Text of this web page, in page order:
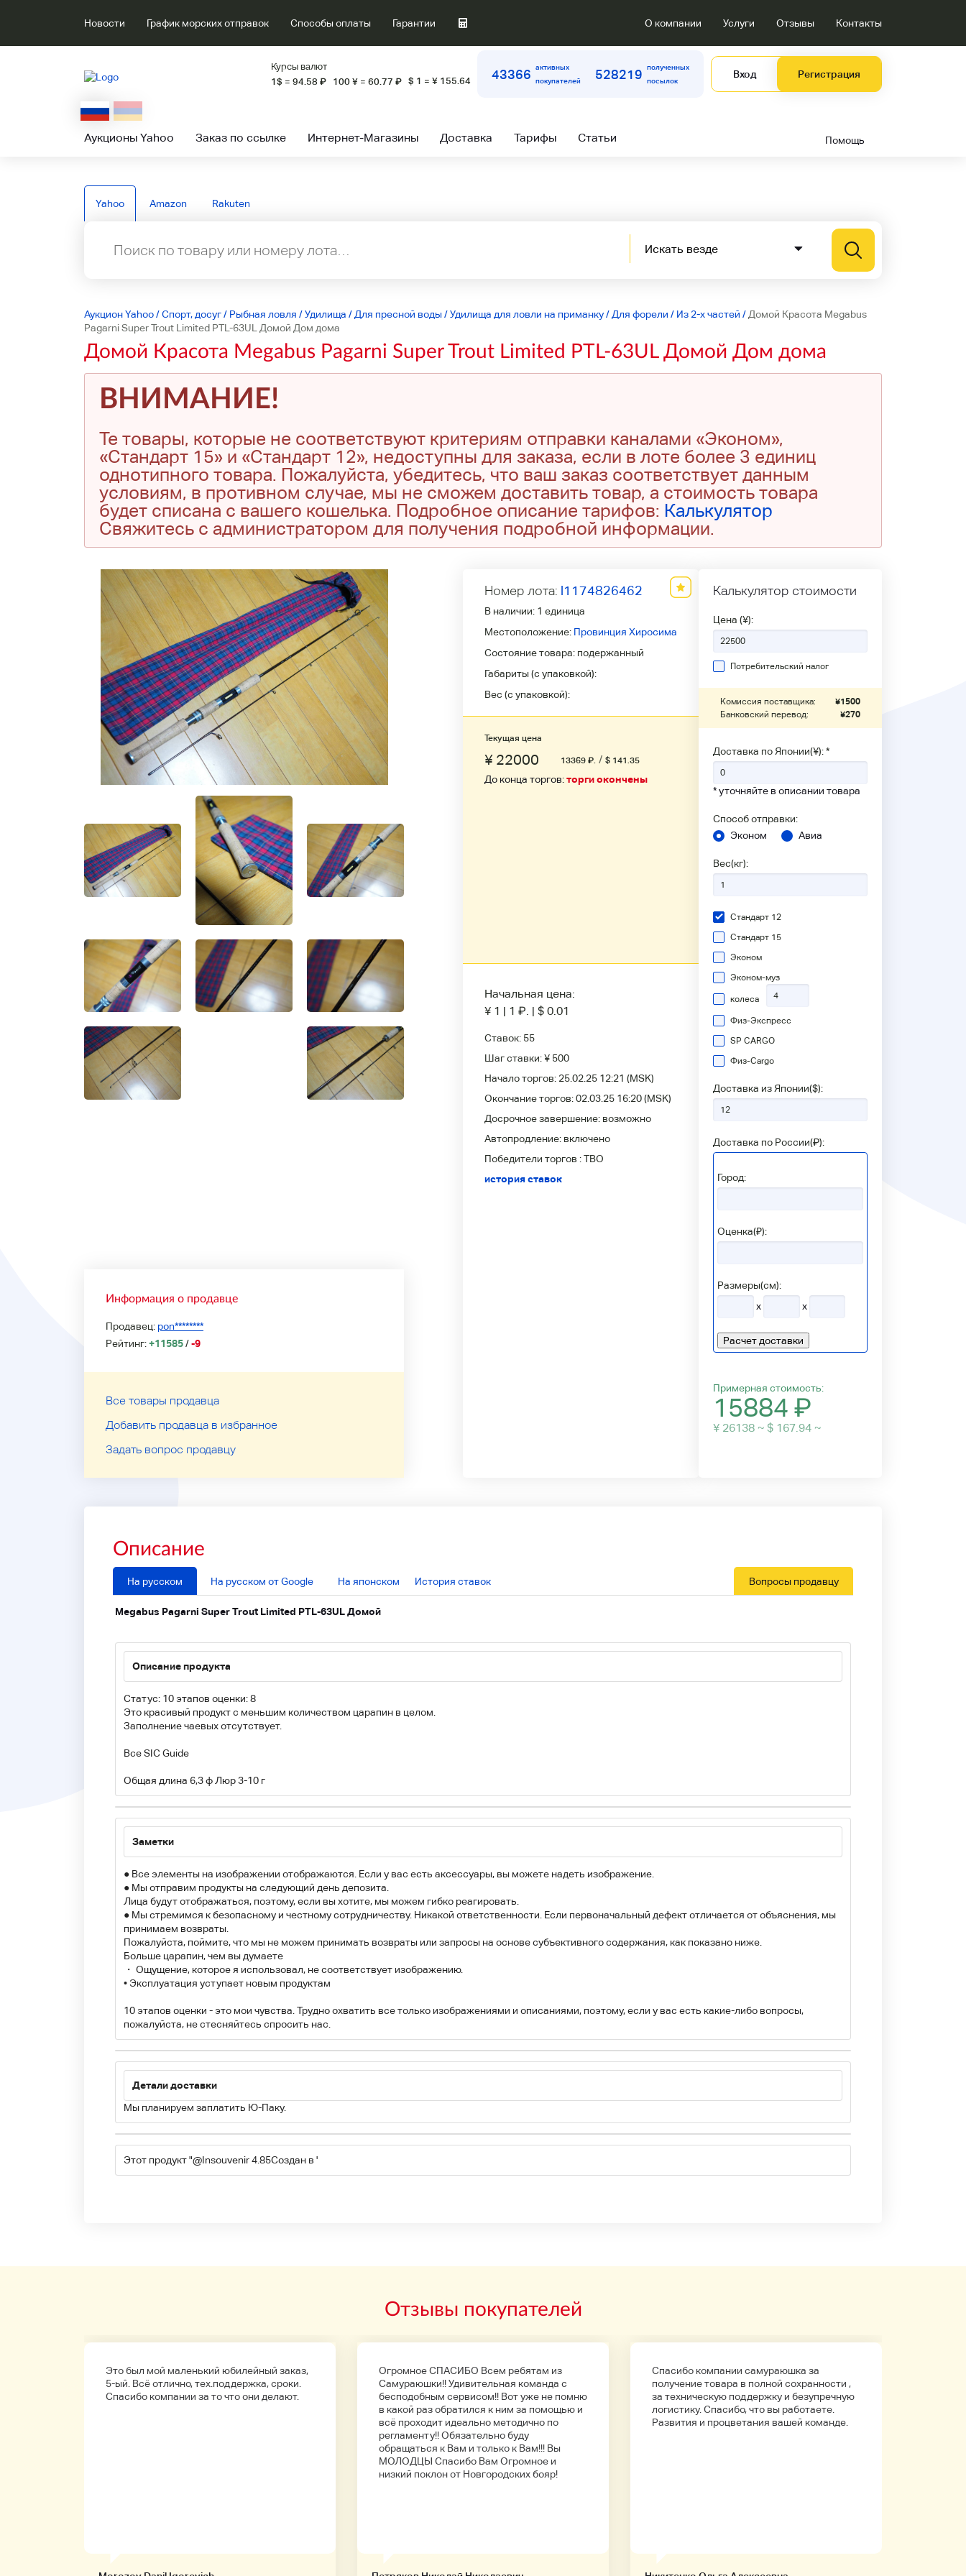
Новости График морских отправок Способы оплаты Гарантии О компании Услуги Отзывы Контакты
Курсы валют
1$ = 94.58 ₽ 100 ¥ = 60.77 ₽ $ 1 = ¥ 155.64 43366
активных
покупателей
528219
полученных
посылок
Вход Регистрация
Аукционы Yahoo Заказ по ссылке Интернет-Магазины Доставка Тарифы Статьи Помощь
Yahoo Amazon Rakuten
Аукцион Yahoo/Спорт, досуг/ Рыбная ловля /Удилища / Для пресной воды/Удилища для ловли на приманку/ Для форели / Из 2-х частей / Домой Красота Megabus
Pagarni Super Trout Limited PTL-63UL Домой Дом дома
Домой Красота Megabus Pagarni Super Trout Limited PTL-63UL Домой Дом дома
ВНИМАНИЕ!
Те товары, которые не соответствуют критериям отправки каналами «Эконом»,
«Стандарт 15» и «Стандарт 12», недоступны для заказа, если в лоте более 3 единиц
однотипного товара. Пожалуйста, убедитесь, что ваш заказ соответствует данным
условиям, в противном случае, мы не сможем доставить товар, а стоимость товара
будет списана с вашего кошелька. Подробное описание тарифов: Калькулятор
Свяжитесь с администратором для получения подробной информации.
Информация о продавце
Продавец: pon********
Рейтинг:+11585/-9
Все товары продавца
Добавить продавца в избранное
Задать вопрос продавцу
Номер лота: l1174826462
В наличии: 1 единица
Местоположение: Провинция Хиросима
Состояние товара: подержанный
Габариты (с упаковкой):
Вес (с упаковкой):
Текущая цена
¥ 22000 13369 ₽. / $ 141.35
До конца торгов:торги окончены
Начальная цена:
¥ 1 | 1 ₽. | $ 0.01
Ставок: 55
Шаг ставки:¥ 500
Начало торгов: 25.02.25 12:21 (MSK)
Окончание торгов:02.03.25 16:20(MSK)
Досрочное завершение: возможно
Автопродление: включено
Победители торгов :TBO
история ставок
Калькулятор стоимости
Цена (¥):
Потребительский налог
Комиссия поставщика: ¥1500
Банковский перевод:
¥270
Доставка по Японии(¥): *
* уточняйте в описании товара
Способ отправки:
Эконом
Авиа
Вес(кг):
Стандарт 12
Стандарт 15
Эконом
Эконом-муз
колеса
Физ-Экспресс
SP CARGO
Физ-Сargo
Доставка из Японии($):
Доставка по России(₽):
Город:
Оценка(₽):
Размеры(см):
x
x
Расчет доставки
Примерная стоимость:
15884 ₽
¥ 26138 ~ $ 167.94 ~
Описание
На русском На русском от Google На японском История ставок Вопросы продавцу
Megabus Pagarni Super Trout Limited PTL-63UL Домой
Описание продукта
Статус: 10 этапов оценки: 8
Это красивый продукт с меньшим количеством царапин в целом.
Заполнение чаевых отсутствует.
Все SIC Guide
Общая длина 6,3 ф Люр 3-10 г
Заметки
● Все элементы на изображении отображаются. Если у вас есть аксессуары, вы можете надеть изображение.
● Мы отправим продукты на следующий день депозита.
Лица будут отображаться, поэтому, если вы хотите, мы можем гибко реагировать.
● Мы стремимся к безопасному и честному сотрудничеству. Никакой ответственности. Если первоначальный дефект отличается от объяснения, мы
принимаем возвраты.
Пожалуйста, поймите, что мы не можем принимать возвраты или запросы на основе субъективного содержания, как показано ниже.
Больше царапин, чем вы думаете
・ Ощущение, которое я использовал, не соответствует изображению.
• Эксплуатация уступает новым продуктам
10 этапов оценки - это мои чувства. Трудно охватить все только изображениями и описаниями, поэтому, если у вас есть какие-либо вопросы,
пожалуйста, не стесняйтесь спросить нас.
Детали доставки
Мы планируем заплатить Ю-Паку.
Этот продукт "@Insouvenir 4.85Создан в '
Отзывы покупателей
Это был мой маленький юбилейный заказ,
5-ый. Всё отлично, тех.поддержка, сроки.
Спасибо компании за то что они делают.
Огромное СПАСИБО Всем ребятам из
Самураюшки!! Удивительная команда с
бесподобным сервисом!! Вот уже не помню
в какой раз обратился к ним за помощью и
всё проходит идеально методично по
регламенту!! Обязательно буду
обращаться к Вам и только к Вам!!! Вы
МОЛОДЦЫ Спасибо Вам Огромное и
низкий поклон от Новгородских бояр!
Спасибо компании самураюшка за
получение товара в полной сохранности ,
за техническую поддержку и безупречную
логистику. Спасибо, что вы работаете.
Развития и процветания вашей команде.